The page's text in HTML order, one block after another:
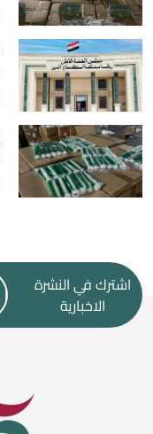
اشترك في النشرة
الاخبارية